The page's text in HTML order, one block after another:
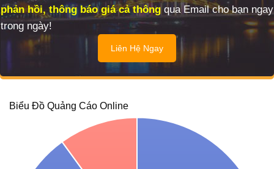
phản hồi, thông báo giá cả thông qua Email cho bạn ngay
trong ngày!
Liên Hệ Ngay
Biểu Đồ Quảng Cáo Online